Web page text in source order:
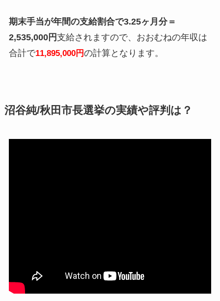
期末手当が年間の支給割合で3.25ヶ月分＝
2,535,000円支給されますので、おおむねの年収は
合計で11,895,000円の計算となります。
沼谷純/秋田市長選挙の実績や評判は？